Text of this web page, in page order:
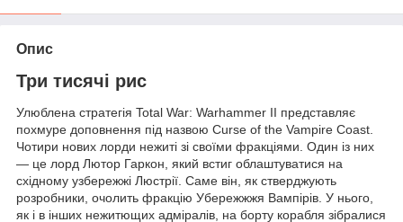
Опис
Три тисячі рис
Улюблена стратегія Total War: Warhammer II представляє
похмуре доповнення під назвою Curse of the Vampire Coast.
Чотири нових лорди нежиті зі своїми фракціями. Один із них
— це лорд Лютор Гаркон, який встиг облаштуватися на
східному узбережжі Люстрії. Саме він, як стверджують
розробники, очолить фракцію Убережжжя Вампірів. У нього,
як і в інших нежитющих адміралів, на борту корабля зібралися